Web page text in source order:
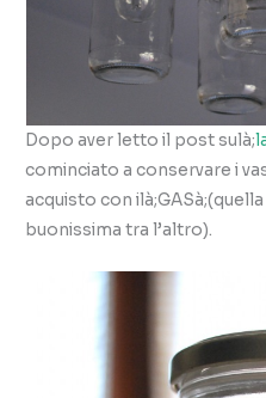
Dopo aver letto il post sulà;
cominciato a conservare i
acquisto con ilà;GASà;(quella
buonissima tra l’altro).